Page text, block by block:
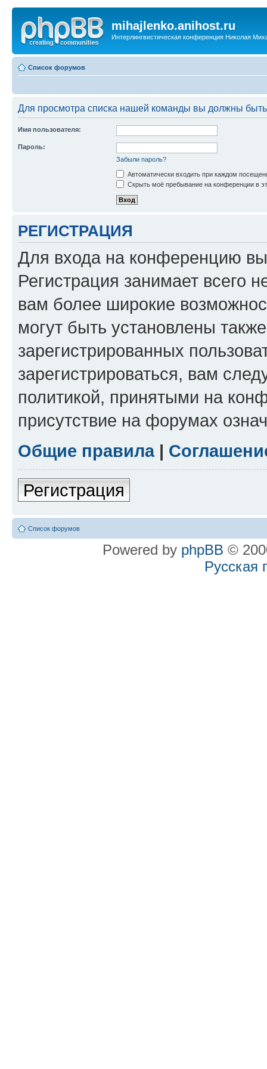
mihajlenko.anihost.ru
Интерлингвистическая конференция Николая
Список форумов
Для просмотра списка нашей команды вы должны
Имя пользователя:
Пароль:
Забыли пароль?
Автоматически входить при каждом
Скрыть моё пребывание на конференции в
РЕГИСТРАЦИЯ
Для входа на конференцию
Регистрация занимает всего
вам более широкие
могут быть установлены
зарегистрированных
зарегистрироваться, вам
политикой, принятыми на
присутствие на форумах
Общие правила|
Регистрация
Список форумов
Powered by phpBB ©
Русская